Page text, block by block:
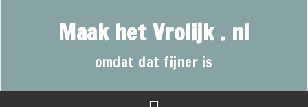
Maak het Vrolijk . nl
omdat dat fijner is